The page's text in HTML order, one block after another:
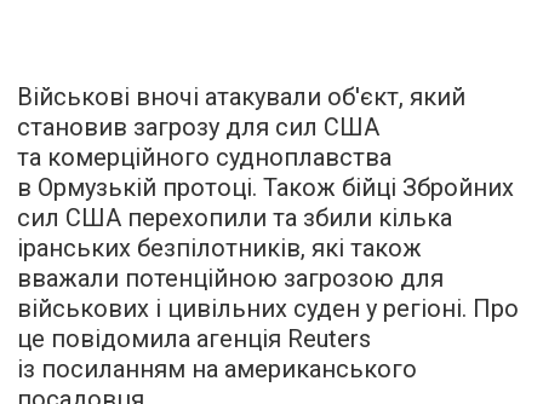
Військові вночі атакували об'єкт, який
становив загрозу для сил США
та комерційного судноплавства
в Ормузькій протоці. Також бійці Збройних
сил США перехопили та збили кілька
іранських безпілотників, які також
вважали потенційною загрозою для
військових і цивільних суден у регіоні. Про
це повідомила агенція Reuters
із посиланням на американського